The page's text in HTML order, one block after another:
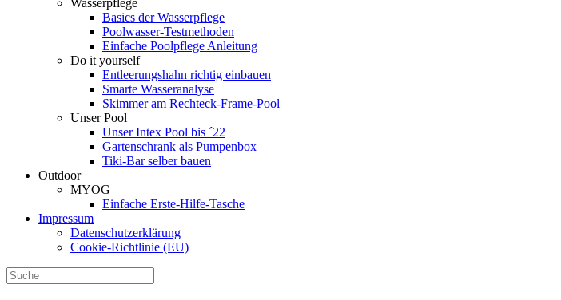
Wasserpflege
Basics der Wasserpflege
Poolwasser-Testmethoden
Einfache Poolpflege Anleitung
Do it yourself
Ent­leerungs­hahn richtig einbauen
Smarte Wasseranalyse
Skimmer am Rechteck-Frame-Pool
Unser Pool
Unser Intex Pool bis ´22
Gartenschrank als Pumpenbox
Tiki-Bar selber bauen
Outdoor
MYOG
Einfache Erste-Hilfe-Tasche
Impressum
Datenschutzerklärung
Cookie-Richtlinie (EU)